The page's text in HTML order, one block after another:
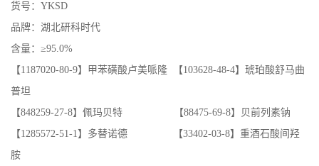
货号：YKSD
品牌：湖北研科时代
含量：≥95.0%
【1187020-80-9】甲苯磺酸卢美哌隆 【103628-48-4】琥珀酸舒马曲
普坦
【848259-27-8】佩玛贝特 【88475-69-8】贝前列素钠
【1285572-51-1】多替诺德 【33402-03-8】重酒石酸间羟
胺